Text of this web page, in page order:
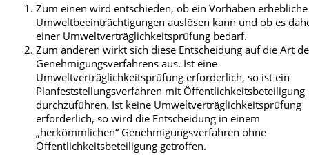
Zum einen wird entschieden, ob ein Vorhaben erhebliche
Umweltbeeinträchtigungen auslösen kann und ob es
einer Umweltverträglichkeitsprüfung bedarf.
Zum anderen wirkt sich diese Entscheidung auf die Art
Genehmigungsverfahrens aus. Ist eine
Umweltverträglichkeitsprüfung erforderlich, so ist ein
Planfeststellungsverfahren mit Öffentlichkeitsbeteiligung
durchzuführen. Ist keine Umweltverträglichkeitsprüfung
erforderlich, so wird die Entscheidung in einem
„herkömmlichen“ Genehmigungsverfahren ohne
Öffentlichkeitsbeteiligung getroffen.